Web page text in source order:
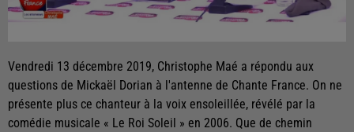
Vendredi 13 décembre 2019, Christophe Maé a répondu aux
questions de Mickaël Dorian à l'antenne de Chante France. On ne
présente plus ce chanteur à la voix ensoleillée, révélé par la
comédie musicale « Le Roi Soleil » en 2006. Que de chemin